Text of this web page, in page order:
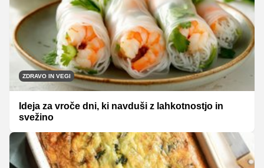
ZDRAVO IN VEGI
Ideja za vroče dni, ki navduši z lahkotnostjo in
svežino